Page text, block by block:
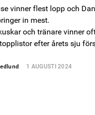
vinner flest lopp och
in mest.
och tränare vinner
efter årets sju
1 AUGUSTI 2024